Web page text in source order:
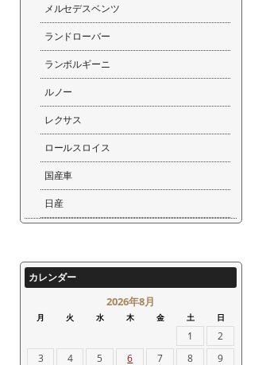
メルセデスベンツ
ランドローバー
ランボルギーニ
ルノー
レクサス
ロールスロイス
国産車
日産
カレンダー
2026年8月
月 火 水 木 金 土 日
1
2
3
4 5 6 7 8
9